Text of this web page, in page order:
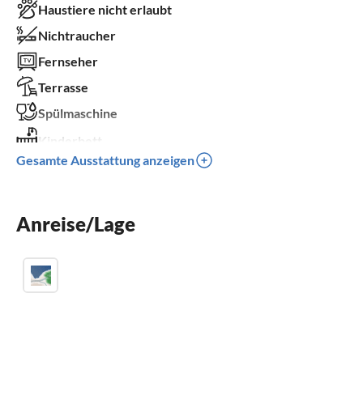
Haustiere nicht erlaubt
Nichtraucher
Fernseher
Terrasse
Spülmaschine
Kinderbett
Parkplatz
für Rollstuhl nicht geeignet
Gesamte Ausstattung anzeigen
Anreise/Lage